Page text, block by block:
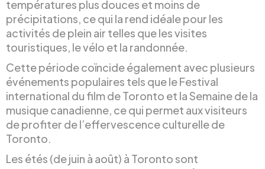
températures plus douces et moins de
précipitations, ce qui la rend idéale pour les
activités de plein air telles que les visites
touristiques, le vélo et la randonnée.
Cette période coïncide également avec plusieurs
événements populaires tels que le Festival
international du film de Toronto et la Semaine de la
musique canadienne, ce qui permet aux visiteurs
de profiter de l’effervescence culturelle de
Toronto.
Les étés (de juin à août) à Toronto sont